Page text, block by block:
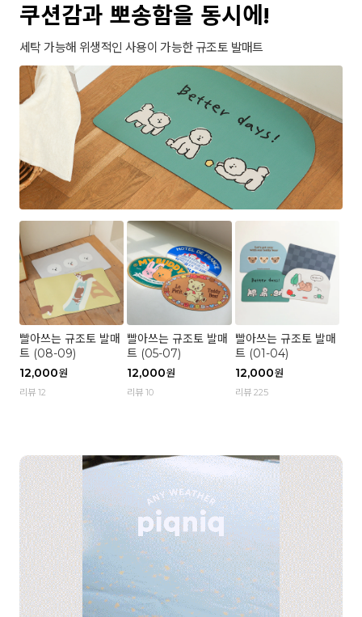
쿠션감과 뽀송함을 동시에!
세탁 가능해 위생적인 사용이 가능한 규조토 발매트
빨아쓰는 규조토 발매
트 (08-09)
12,000원
리뷰 12
빨아쓰는 규조토 발매
트 (05-07)
12,000원
리뷰 10
빨아쓰는 규조토 발매
트 (01-04)
12,000원
리뷰 225